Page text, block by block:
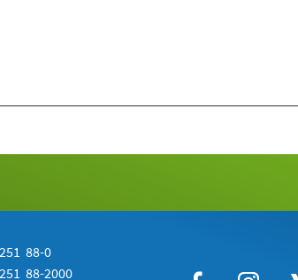
88-0
88-2000